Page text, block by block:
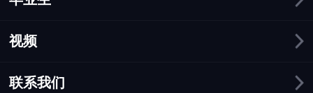
视频
联系我们